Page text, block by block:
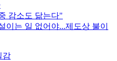
감소도 닮는다"
이는 일 없어야...제도상 불이
감